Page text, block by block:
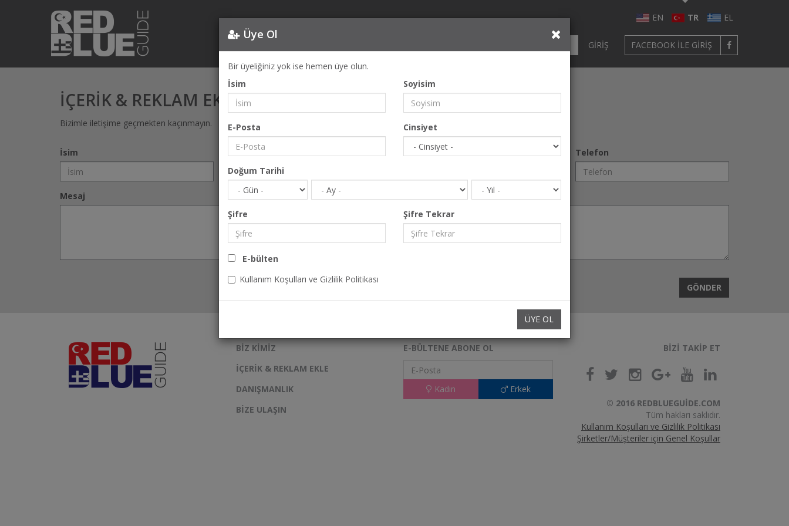
EN TR EL
GIRIŞ FACEBOOK ILE GIRIŞ
İÇERIK & REKLAM EKLE
Bizimle iletişime geçmekten kaçınmayın.
İsim Şirket E-Posta Telefon
Mesaj
GÖNDER
BIZ KIMIZ
İÇERIK & REKLAM EKLE
DANIŞMANLIK
BIZE ULAŞIN
E-BÜLTENE ABONE OL
Erkek
Kadın
BIZI TAKIP ET
© 2016 REDBLUEGUIDE.COM
Tüm hakları saklıdır.
Kullanım Koşulları ve Gizlilik Politikası
Şirketler/Müşteriler için Genel Koşullar
Üye Ol
Bir üyeliğiniz yok ise hemen üye olun.
İsim
Soyisim
E-Posta Cinsiyet
Doğum Tarihi
Şifre Şifre Tekrar
E-bülten
Kullanım Koşulları ve Gizlilik Politikası
ÜYE OL